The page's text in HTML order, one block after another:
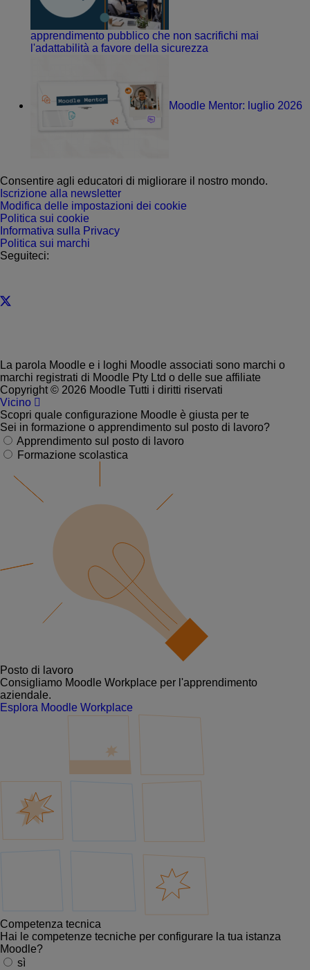
apprendimento pubblico che non sacrifichi mai
l'adattabilità a favore della sicurezza
Moodle Mentor: luglio 2026
Consentire agli educatori di migliorare il nostro mondo.
Iscrizione alla newsletter
Modifica delle impostazioni dei cookie
Politica sui cookie
Informativa sulla Privacy
Politica sui marchi
Seguiteci:
La parola Moodle e i loghi Moodle associati sono marchi o
marchi registrati di Moodle Pty Ltd o delle sue affiliate
Copyright © 2026 Moodle Tutti i diritti riservati
Vicino
Scopri quale configurazione Moodle è giusta per te
Sei in formazione o apprendimento sul posto di lavoro?
Apprendimento sul posto di lavoro
Formazione scolastica
Posto di lavoro
Consigliamo Moodle Workplace per l'apprendimento
aziendale.
Esplora Moodle Workplace
Competenza tecnica
Hai le competenze tecniche per configurare la tua istanza
Moodle?
sì